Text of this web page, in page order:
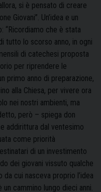
si è pensato di creare
Giovani”. Un’idea e un
“Ricordiamo che è stata
tutto lo scorso anno, in ogni
di catechesi proposta
per riprendere le
primo anno di preparazione,
alla Chiesa, per vivere ora
nei nostri ambienti, ma
però – spiega don
addirittura dal ventesimo
come priorità
di un investimento
dei giovani vissuto qualche
cui nasceva proprio l’idea
cammino lungo dieci anni.